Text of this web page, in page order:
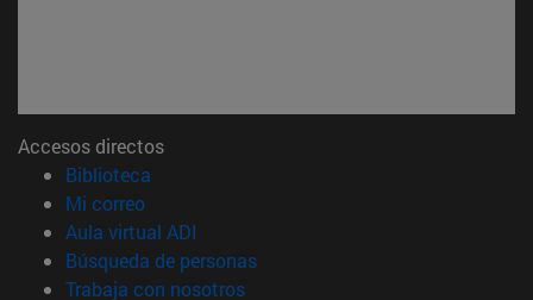
Accesos directos
Biblioteca
Mi correo(abre en nueva ventana)
Aula virtual ADI
Búsqueda de personas(abre en nueva ventana)
Trabaja con nosotros(abre en nueva ventana)